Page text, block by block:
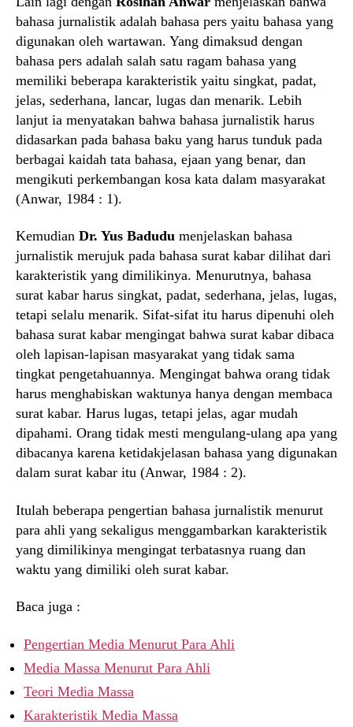
bahasa jurnalistik adalah bahasa pers yaitu bahasa yang
digunakan oleh wartawan. Yang dimaksud dengan
bahasa pers adalah salah satu ragam bahasa yang
memiliki beberapa karakteristik yaitu singkat, padat,
jelas, sederhana, lancar, lugas dan menarik. Lebih
lanjut ia menyatakan bahwa bahasa jurnalistik harus
didasarkan pada bahasa baku yang harus tunduk pada
berbagai kaidah tata bahasa, ejaan yang benar, dan
mengikuti perkembangan kosa kata dalam masyarakat
(Anwar, 1984 : 1).
Kemudian Dr. Yus Badudu menjelaskan bahasa
jurnalistik merujuk pada bahasa surat kabar dilihat dari
karakteristik yang dimilikinya. Menurutnya, bahasa
surat kabar harus singkat, padat, sederhana, jelas, lugas,
tetapi selalu menarik. Sifat-sifat itu harus dipenuhi oleh
bahasa surat kabar mengingat bahwa surat kabar dibaca
oleh lapisan-lapisan masyarakat yang tidak sama
tingkat pengetahuannya. Mengingat bahwa orang tidak
harus menghabiskan waktunya hanya dengan membaca
surat kabar. Harus lugas, tetapi jelas, agar mudah
dipahami. Orang tidak mesti mengulang-ulang apa yang
dibacanya karena ketidakjelasan bahasa yang digunakan
dalam surat kabar itu (Anwar, 1984 : 2).
Itulah beberapa pengertian bahasa jurnalistik menurut
para ahli yang sekaligus menggambarkan karakteristik
yang dimilikinya mengingat terbatasnya ruang dan
waktu yang dimiliki oleh surat kabar.
Baca juga :
Pengertian Media Menurut Para Ahli
Media Massa Menurut Para Ahli
Teori Media Massa
Karakteristik Media Massa